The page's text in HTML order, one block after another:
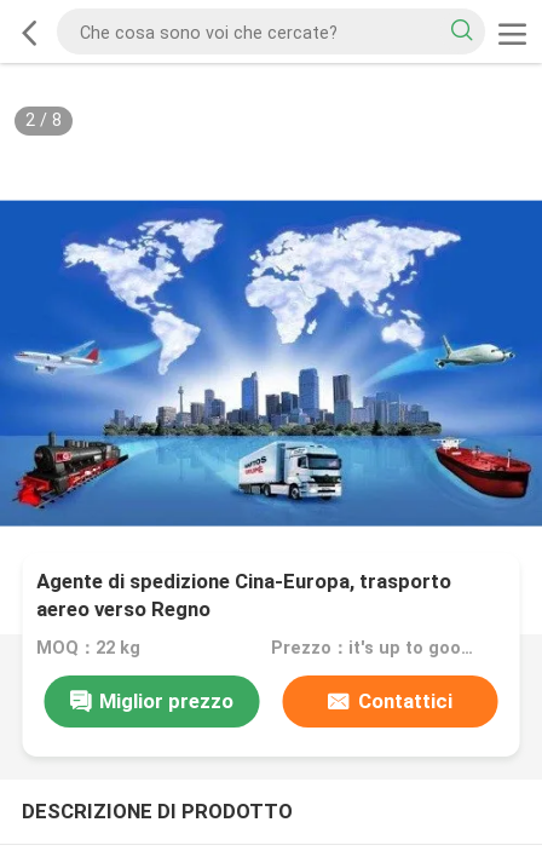
2/ 8
Agente di spedizione Cina-Europa, trasporto
aereo verso Regno
Unito/Germania/Polonia/Francia/Italia/Spagna
Servizio DDP magazzino
MOQ：22 kg Prezzo：it's up to goods' weight
Miglior prezzo Contattici
DESCRIZIONE DI PRODOTTO